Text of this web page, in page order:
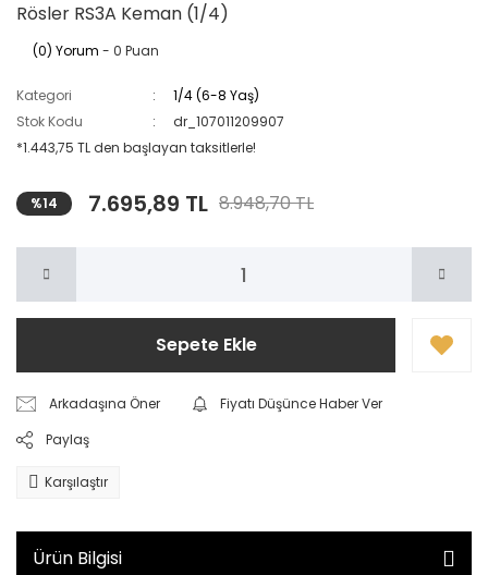
Rösler RS3A Keman (1/4)
(0) Yorum - 0 Puan
Kategori
1/4 (6-8 Yaş)
Stok Kodu
dr_107011209907
*1.443,75 TL den başlayan taksitlerle!
%14 7.695,89 TL 8.948,70 TL
Sepete Ekle
Arkadaşına Öner
Fiyatı Düşünce Haber Ver
Paylaş
Karşılaştır
Ürün Bilgisi